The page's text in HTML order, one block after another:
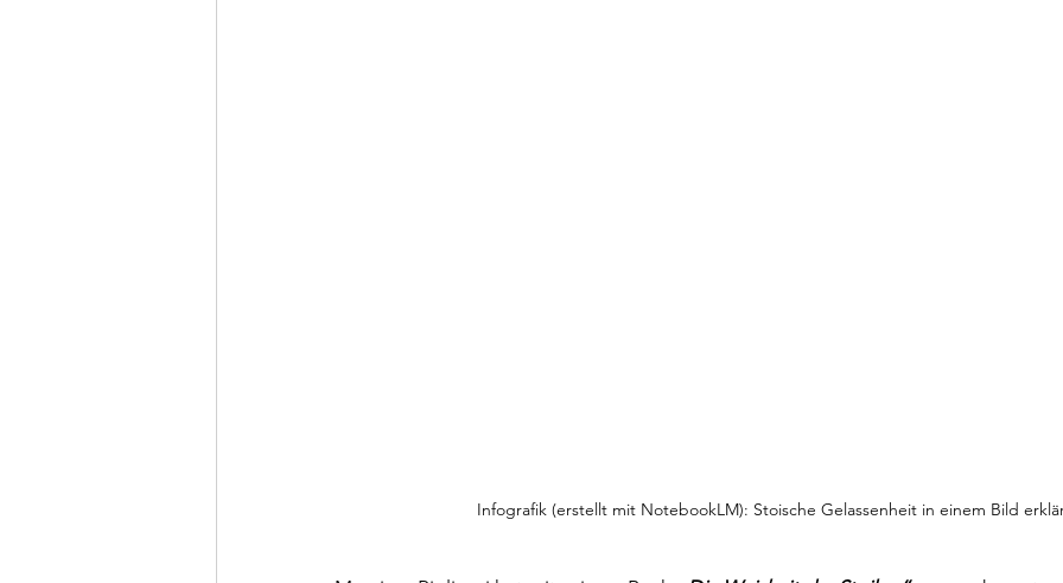
Infografik (erstellt mit NotebookLM): Stoische Gelassenheit in einem Bild